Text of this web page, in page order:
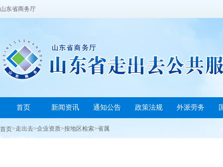
山东省商务厅
首页 新闻资讯 通知公告 政策法规 外派劳务
首页>走出去>企业资质>按地区检索>省属